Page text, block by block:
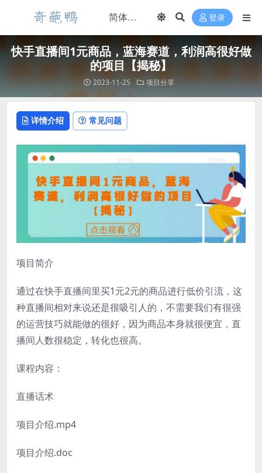
登录
快手直播间1元商品，蓝海赛道，利润高很好做
的项目【揭秘】
2023-11-25 项目分享
详情介绍 常见问题
项目简介
通过在快手直播间里买1元2元的商品进行低价引流，这
种直播间相对来说还是很吸引人的，不需要我们有很强
的运营技巧就能做的很好，因为商品本身就很便宜，直
播间人数很稳定，转化也很高。
课程内容：
直播话术
项目介绍.mp4
项目介绍.doc